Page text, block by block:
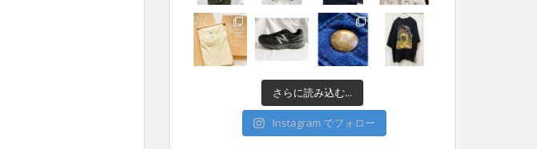
さらに読み込む...
Instagram でフォロー